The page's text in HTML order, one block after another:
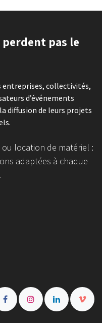
perdent pas le
entreprises, collectivités,
d’événements
diffusion de leurs projets
ou location de matériel :
adaptées à chaque